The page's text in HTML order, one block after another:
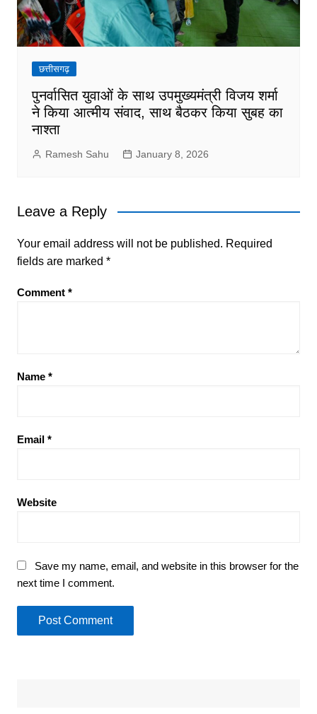
छत्तीसगढ़
पुनर्वासित युवाओं के साथ उपमुख्यमंत्री विजय शर्मा
ने किया आत्मीय संवाद, साथ बैठकर किया सुबह का
नाश्ता
Ramesh Sahu January 8, 2026
Leave a Reply
Your email address will not be published. Required
fields are marked *
Comment *
Name *
Email *
Website
Save my name, email, and website in this browser for the
next time I comment.